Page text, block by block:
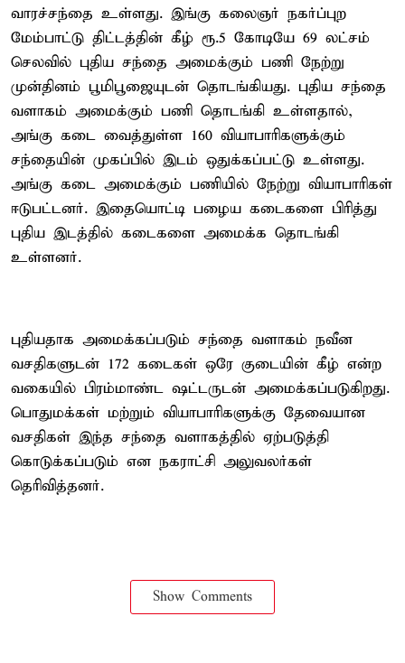
வாரச்சந்தை உள்ளது. இங்கு கலைஞர் நகர்ப்புற
மேம்பாட்டு திட்டத்தின் கீழ் ரூ.5 கோடியே 69 லட்சம்
செலவில் புதிய சந்தை அமைக்கும் பணி நேற்று
முன்தினம் பூமிபூஜையுடன் தொடங்கியது. புதிய சந்தை
வளாகம் அமைக்கும் பணி தொடங்கி உள்ளதால்,
அங்கு கடை வைத்துள்ள 160 வியாபாரிகளுக்கும்
சந்தையின் முகப்பில் இடம் ஒதுக்கப்பட்டு உள்ளது.
அங்கு கடை அமைக்கும் பணியில் நேற்று வியாபாரிகள்
ஈடுபட்டனர். இதையொட்டி பழைய கடைகளை பிரித்து
புதிய இடத்தில் கடைகளை அமைக்க தொடங்கி
உள்ளனர்.
புதியதாக அமைக்கப்படும் சந்தை வளாகம் நவீன
வசதிகளுடன் 172 கடைகள் ஒரே குடையின் கீழ் என்ற
வகையில் பிரம்மாண்ட ஷட்டருடன் அமைக்கப்படுகிறது.
பொதுமக்கள் மற்றும் வியாபாரிகளுக்கு தேவையான
வசதிகள் இந்த சந்தை வளாகத்தில் ஏற்படுத்தி
கொடுக்கப்படும் என நகராட்சி அலுவலர்கள்
தெரிவித்தனர்.
Show Comments